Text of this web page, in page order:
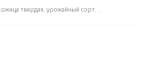
твердая, урожайный сорт. ..